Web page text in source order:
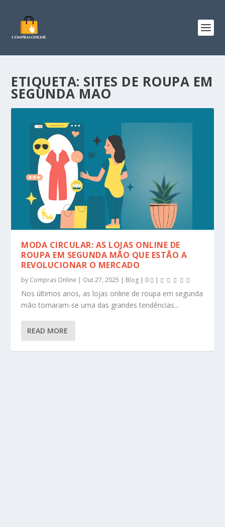
ETIQUETA: SITES DE ROUPA EM
SEGUNDA MAO
MODA CIRCULAR: AS LOJAS ONLINE DE
ROUPA EM SEGUNDA MÃO QUE ESTÃO A
REVOLUCIONAR O MERCADO
by Compras Online | Out 27, 2025 | Blog | 0 |
Nos últimos anos, as lojas online de roupa em segunda
mão tornaram-se uma das grandes tendências...
READ MORE